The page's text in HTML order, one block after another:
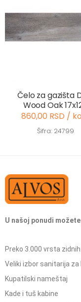
Čelo za gazišta
Wood Oak
860,00 RSD /
Šifra: 24799
U našoj ponudi
Preko 3.000 vrsta
Veliki izbor sanitarija za
Kupatilski nameštaj
Kade i tuš kabine